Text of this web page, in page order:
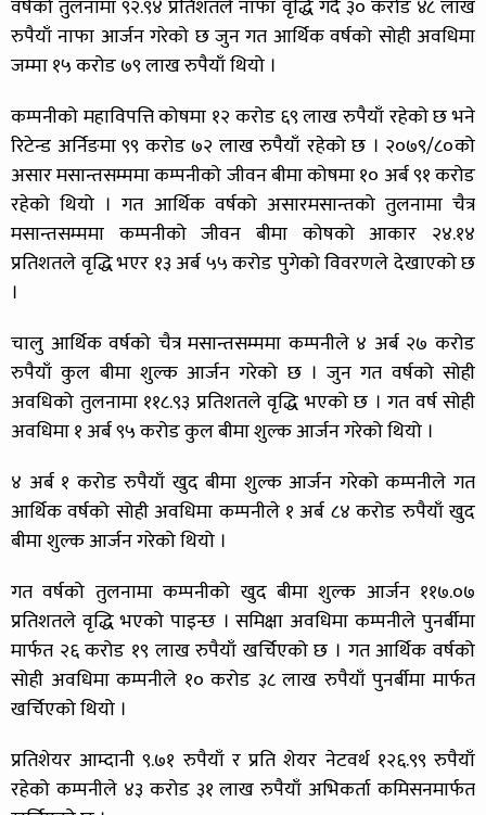
वर्षको तुलनामा ९२.९४ प्रतिशतले नाफा वृद्धि गर्दै ३० करोड ४८ लाख
रुपैयाँ नाफा आर्जन गरेको छ जुन गत आर्थिक वर्षको सोही अवधिमा
जम्मा १५ करोड ७९ लाख रुपैयाँ थियो ।
कम्पनीको महाविपत्ति कोषमा १२ करोड ६९ लाख रुपैयाँ रहेको छ भने
रिटेन्ड अर्निङमा ९९ करोड ७२ लाख रुपैयाँ रहेको छ । २०७९/८०को
असार मसान्तसम्ममा कम्पनीको जीवन बीमा कोषमा १० अर्ब ९१ करोड
रहेको थियो । गत आर्थिक वर्षको असारमसान्तको तुलनामा चैत्र
मसान्तसम्ममा कम्पनीको जीवन बीमा कोषको आकार २४.१४
प्रतिशतले वृद्धि भएर १३ अर्ब ५५ करोड पुगेको विवरणले देखाएको छ
।
चालु आर्थिक वर्षको चैत्र मसान्तसम्ममा कम्पनीले ४ अर्ब २७ करोड
रुपैयाँ कुल बीमा शुल्क आर्जन गरेको छ । जुन गत वर्षको सोही
अवधिको तुलनामा ११८.९३ प्रतिशतले वृद्धि भएको छ । गत वर्ष सोही
अवधिमा १ अर्ब ९५ करोड कुल बीमा शुल्क आर्जन गरेको थियो ।
४ अर्ब १ करोड रुपैयाँ खुद बीमा शुल्क आर्जन गरेको कम्पनीले गत
आर्थिक वर्षको सोही अवधिमा कम्पनीले १ अर्ब ८४ करोड रुपैयाँ खुद
बीमा शुल्क आर्जन गरेको थियो ।
गत वर्षको तुलनामा कम्पनीको खुद बीमा शुल्क आर्जन ११७.०७
प्रतिशतले वृद्धि भएको पाइन्छ । समिक्षा अवधिमा कम्पनीले पुनर्बीमा
मार्फत २६ करोड १९ लाख रुपैयाँ खर्चिएको छ । गत आर्थिक वर्षको
सोही अवधिमा कम्पनीले १० करोड ३८ लाख रुपैयाँ पुनर्बीमा मार्फत
खर्चिएको थियो ।
प्रतिशेयर आम्दानी ९.७१ रुपैयाँ र प्रति शेयर नेटवर्थ १२६.९९ रुपैयाँ
रहेको कम्पनीले ४३ करोड ३१ लाख रुपैयाँ अभिकर्ता कमिसनमार्फत